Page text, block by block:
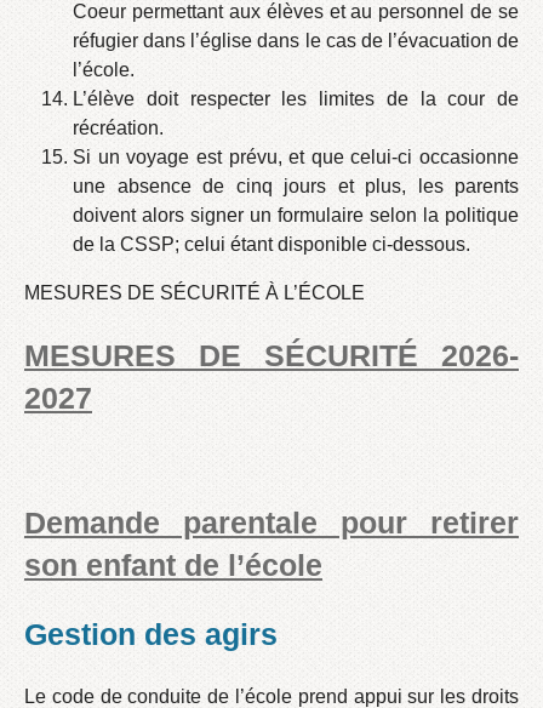
Coeur permettant aux élèves et au personnel de se
réfugier dans l’église dans le cas de l’évacuation de
l’école.
L’élève doit respecter les limites de la cour de
récréation.
Si un voyage est prévu, et que celui-ci occasionne
une absence de cinq jours et plus, les parents
doivent alors signer un formulaire selon la politique
de la CSSP; celui étant disponible ci-dessous.
MESURES DE SÉCURITÉ À L’ÉCOLE
MESURES DE SÉCURITÉ 2026-
2027
Demande parentale pour retirer
son enfant de l’école
Gestion des agirs
Le code de conduite de l’école prend appui sur les droits